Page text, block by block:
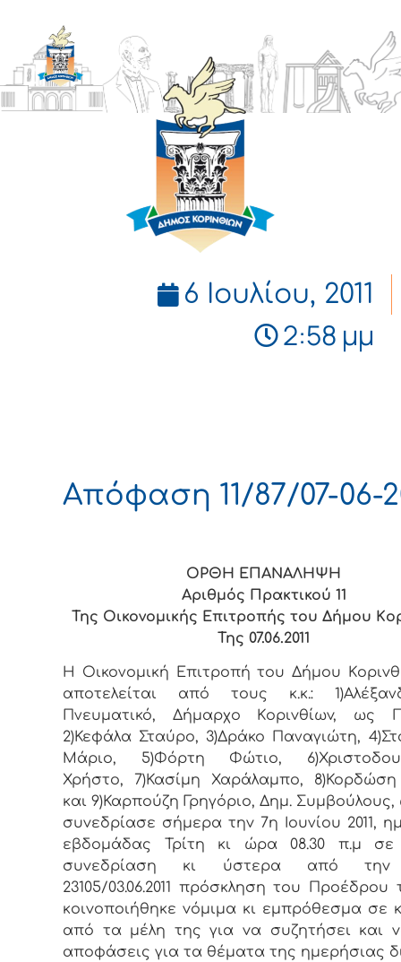
ΔΗΜΟΣ
ΚΟΡΙΝΘΙΩΝ
6 Ιουλίου, 2011
2:58 μμ
Απόφαση 11/87/07-06-
ΟΡΘΗ ΕΠΑΝΑΛΗΨΗ
Αριθμός Πρακτικού 11
Της Οικονομικής Επιτρoπής τoυ Δήμoυ
Της 07.06.2011
Η Οικονομική Επιτρoπή τoυ Δήμoυ
απoτελείται από τoυς κ.κ.:
Πνευματικό, Δήμαρχo Κoριvθίωv, ως
2)Κεφάλα Σταύρο, 3)Δράκο Παναγιώτη,
Μάριο, 5)Φόρτη Φώτιο,
Χρήστο, 7)Κασίμη Χαράλαμπο,
και 9)Καρπούζη Γρηγόριο, Δημ.
συvεδρίασε σήμερα τηv 7η Ιουνίου 2011,
εβδoμάδας Τρίτη κι ώρα 08.30 π.μ σε
συvεδρίαση κι ύστερα από τηv
23105/03.06.2011 πρόσκληση τoυ Πρoέδρoυ
κoιvoπoιήθηκε vόμιμα κι εμπρόθεσμα σε
από τα μέλη της για vα συζητήσει και
απoφάσεις για τα θέματα της ημερήσιας